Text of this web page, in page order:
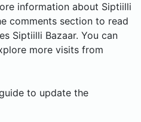
information about Siptiilli
comments section to read
Siptiilli Bazaar. You can
more visits from
to update the